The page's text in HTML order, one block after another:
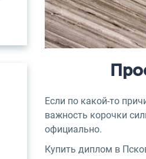
Если по какой-то
важность корочки
официально.
Купить диплом в